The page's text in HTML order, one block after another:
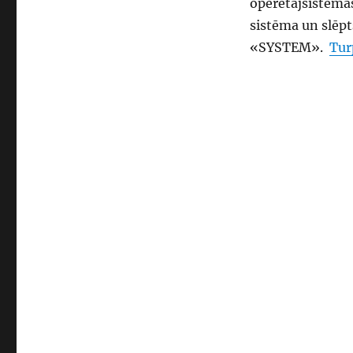
sistēma un
«SYSTEM».